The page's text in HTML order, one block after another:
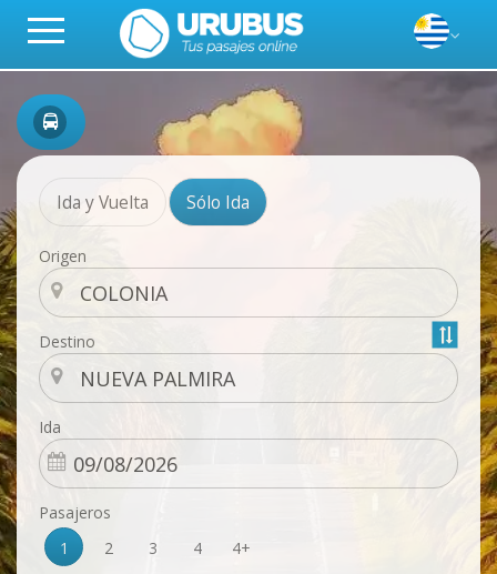
Ida y Vuelta Sólo Ida
Origen
Destino
Ida
Pasajeros
1
2 3 4 4+